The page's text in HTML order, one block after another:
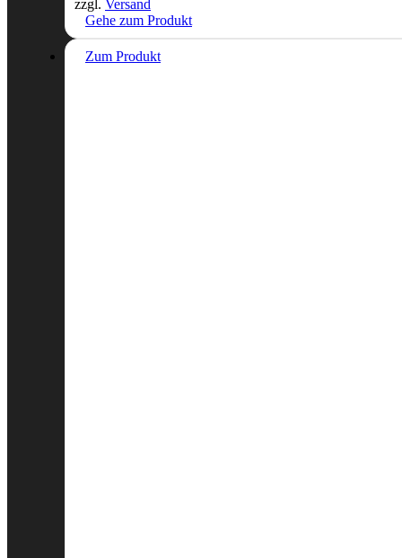
zzgl. Versand
Gehe zum Produkt
Zum Produkt